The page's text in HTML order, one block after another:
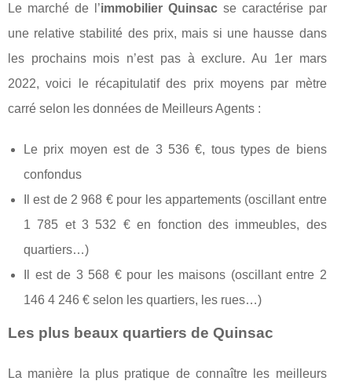
Le marché de l’immobilier Quinsacse caractérise par
une relative stabilité des prix, mais si une hausse dans
les prochains mois n’est pas à exclure. Au 1er mars
2022, voici le récapitulatif des prix moyens par mètre
carré selon les données de Meilleurs Agents :
Le prix moyen est de 3 536 €, tous types de biens
confondus
Il est de 2 968 € pour les appartements (oscillant entre
1 785 et 3 532 € en fonction des immeubles, des
quartiers…)
Il est de 3 568 € pour les maisons (oscillant entre 2
146 4 246 € selon les quartiers, les rues…)
Les plus beaux quartiers de Quinsac
La manière la plus pratique de connaître les meilleurs